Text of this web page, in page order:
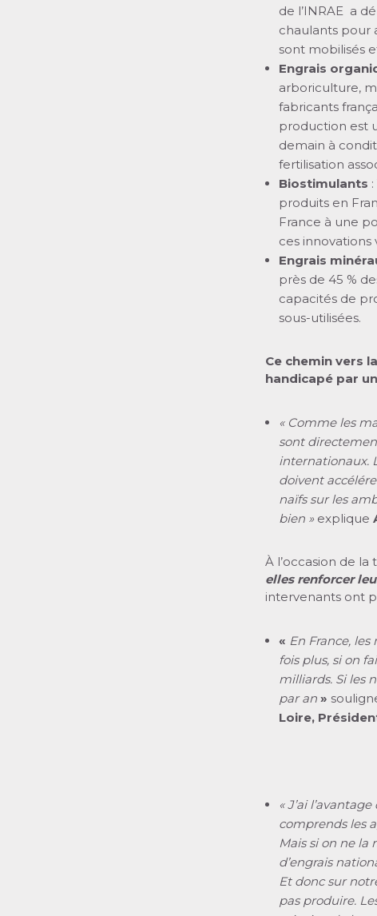
de l’INRAE a
chaulants pour
sont mobilisés
Engrais
arboriculture,
fabricants
production est
demain à
fertilisation
Biostimulants
produits en
France à une
ces innovations
Engrais
près de 45 %
capacités de
sous-utilisées.
Ce chemin vers
handicapé par
« Comme les
sont
internationaux.
doivent
naïfs sur les
bien » explique
À l’occasion de
elles renforcer
intervenants ont
« En France,
fois plus, si on
milliards. Si les
par an »
Loire,
« J’ai
comprends les
Mais si on ne
d’engrais
Et donc sur
pas produire.